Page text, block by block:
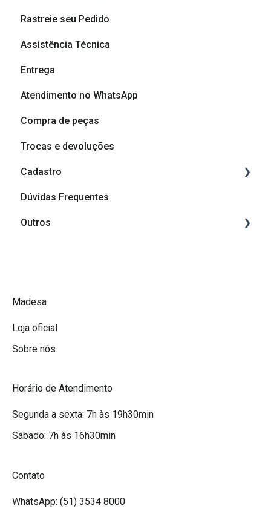
Dicas e cuidados com seu móvel
Dúvidas sobre produtos
Rastreie seu Pedido
Assistência Técnica
Entrega
Atendimento no WhatsApp
Compra de peças
Trocas e devoluções
Cadastro
Cadastro
Afiliação Madesa
Dúvidas Frequentes
Outros
A Madesa
Madesa
Loja oficial
Sobre nós
Horário de Atendimento
Segunda a sexta: 7h às 19h30min
Sábado: 7h às 16h30min
Contato
WhatsApp: (51) 3534 8000